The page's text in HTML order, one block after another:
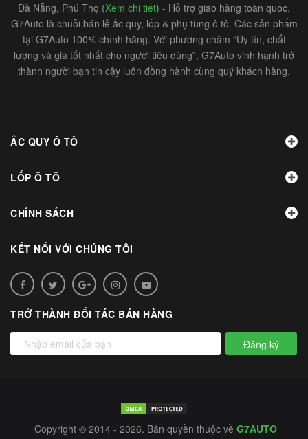
Đà Nẵng, Phú Thọ (Xem chi tiết) - Hỗ trợ giao hàng toàn quốc.
G7Auto là chuỗi bán lẻ ắc quy, lốp & phụ tùng ô tô. Các sản phẩm
tại G7Auto 100% chính hãng. Với phương châm “Uy tín, chất
lượng và giá tốt nhất cho người tiêu dùng”, G7Auto vinh hạnh trở
thành người bạn tin cậy luôn đồng hành cùng quý khách hàng.
ẮC QUY Ô TÔ
LỐP Ô TÔ
CHÍNH SÁCH
KẾT NỐI VỚI CHÚNG TÔI
TRỞ THÀNH ĐỐI TÁC BÁN HÀNG
Đăng ký
Copyright © 2014 - 2026. Bản quyền thuộc về G7AUTO